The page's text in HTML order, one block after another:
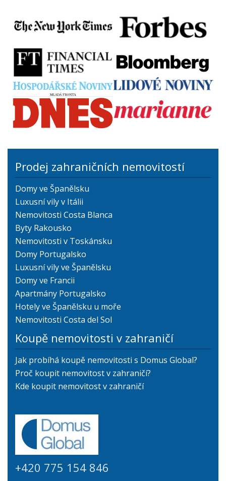
Prodej zahraničních nemovitostí
Domy ve Španělsku
Luxusní vily v Itálii
Nemovitosti Costa Blanca
Byty Rakousko
Nemovitosti v Toskánsku
Domy Portugalsko
Luxusní vily ve Španělsku
Domy ve Francii
Apartmány Portugalsko
Hotely ve Španělsku u moře
Nemovitosti Costa del Sol
Koupě nemovitosti v zahraničí
Jak probíhá koupě nemovitosti s Domus Global?
Proč koupit nemovitost v zahraničí?
Kde koupit nemovitost v zahraničí
+420 775 154 846